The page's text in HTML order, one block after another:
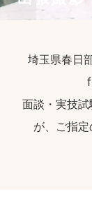
埼玉県春日
面談・実技
が、ご指定